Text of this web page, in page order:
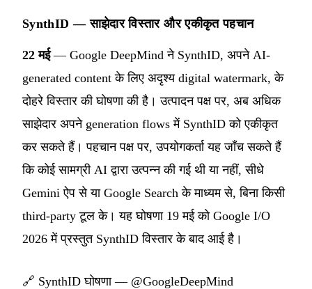
SynthID — साझेदार विस्तार और एकीकृत पहचान
22 मई— Google DeepMind ने SynthID, अपने AI-
generated content के लिए अदृश्य digital watermark, के
दोहरे विस्तार की घोषणा की है। उत्पादन पक्ष पर, अब अधिक
साझेदार अपने generation flows में SynthID को एकीकृत
कर सकते हैं। पहचान पक्ष पर, उपयोगकर्ता यह जाँच सकते हैं
कि कोई सामग्री AI द्वारा उत्पन्न की गई थी या नहीं, सीधे
Gemini ऐप से या Google Search के माध्यम से, बिना किसी
third-party टूल के। यह घोषणा 19 मई को Google I/O
2026 में प्रस्तुत SynthID विस्तार के बाद आई है।
🔗 SynthID घोषणा — @GoogleDeepMind